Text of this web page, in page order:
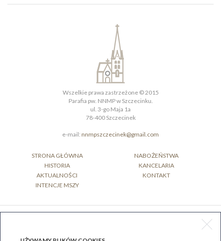
Wszelkie prawa zastrzeżone © 2015
Parafia pw. NNMP w Szczecinku.
ul. 3-go Maja 1a
78-400 Szczecinek
e-mail: nnmpszczecinek@gmail.com
STRONA GŁÓWNA
NABOŻEŃSTWA
HISTORIA
KANCELARIA
AKTUALNOŚCI
KONTAKT
INTENCJE MSZY
graffik.com.pl